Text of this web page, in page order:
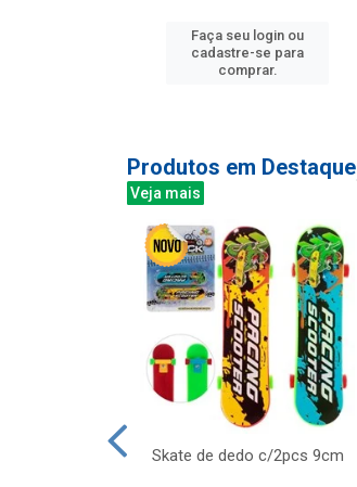
Faça seu login ou
cadastre-se para
comprar.
Produtos em Destaque
Veja mais
Skate de dedo c/2pcs 9cm